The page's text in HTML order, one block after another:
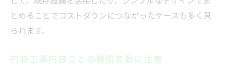
とめることでコストダウンにつながったケースも多く見
られます。
内装工事内容ごとの費用変動に注意